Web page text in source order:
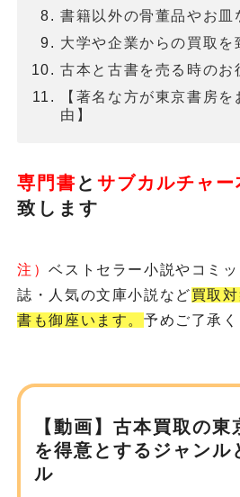
書籍以外の骨董品やお皿
大学や企業からの買取を
古本と古書を売る時のお
【著名な方が東京書房
由】
専門書 とサブカルチャー
致します
注）ベストセラー小説やコミ
誌・人気の文庫小説など買取
書も御座います。 予めご了承
【動画】古本買取の東
を得意とするジャンル
ル